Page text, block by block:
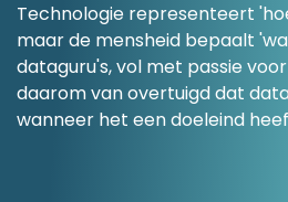
Technologie representeert
maar de mensheid bepaalt
dataguru's, vol met passie
daarom van overtuigd dat
wanneer het een doeleind